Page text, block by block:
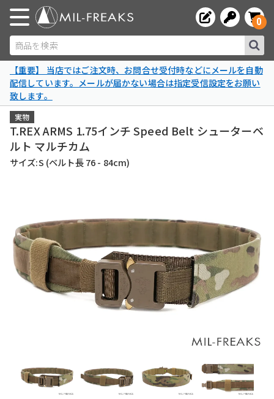
商品を検索
0
【重要】 当店ではご注文時、お問合せ受付時などにメールを自動
配信しています。メールが届かない場合は指定受信設定をお願い
致します。
実物
T.REX ARMS 1.75インチ Speed Belt シューターベ
ルト マルチカム
サイズ:S (ベルト長 76 - 84cm)